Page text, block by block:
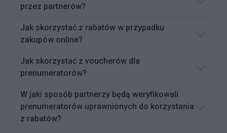
przez partnerów?
Jak skorzystać z rabatów w przypadku
zakupów online?
Jak skorzystać z voucherów dla
prenumeratorów?
W jaki sposób partnerzy będą weryfikowali
prenumeratorów uprawnionych do korzystania
z rabatów?